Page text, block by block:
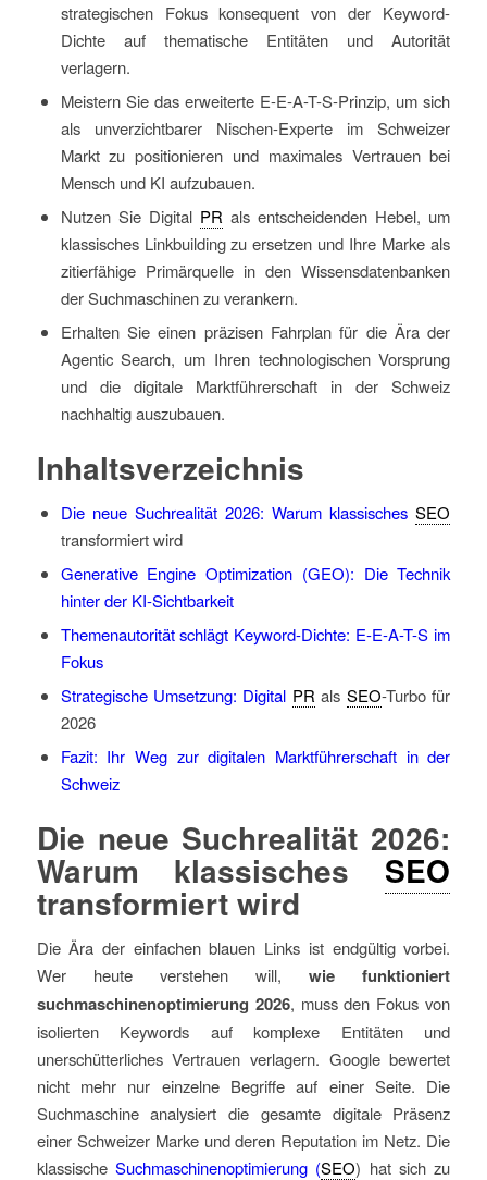
strategischen Fokus konsequent von der Keyword-
Dichte auf thematische Entitäten und Autorität
verlagern.
Meistern Sie das erweiterte E-E-A-T-S-Prinzip, um sich
als unverzichtbarer Nischen-Experte im Schweizer
Markt zu positionieren und maximales Vertrauen bei
Mensch und KI aufzubauen.
Nutzen Sie Digital PR als entscheidenden Hebel, um
klassisches Linkbuilding zu ersetzen und Ihre Marke als
zitierfähige Primärquelle in den Wissensdatenbanken
der Suchmaschinen zu verankern.
Erhalten Sie einen präzisen Fahrplan für die Ära der
Agentic Search, um Ihren technologischen Vorsprung
und die digitale Marktführerschaft in der Schweiz
nachhaltig auszubauen.
Inhaltsverzeichnis
Die neue Suchrealität 2026: Warum klassischesSEO
transformiert wird
Generative Engine Optimization (GEO): Die Technik
hinter der KI-Sichtbarkeit
Themenautorität schlägt Keyword-Dichte: E-E-A-T-S im
Fokus
Strategische Umsetzung: Digital PR als SEO-Turbo für
2026
Fazit: Ihr Weg zur digitalen Marktführerschaft in der
Schweiz
Die neue Suchrealität 2026:
Warum klassisches SEO
transformiert wird
Die Ära der einfachen blauen Links ist endgültig vorbei.
Wer heute verstehen will,wie funktioniert
suchmaschinenoptimierung 2026, muss den Fokus von
isolierten Keywords auf komplexe Entitäten und
unerschütterliches Vertrauen verlagern. Google bewertet
nicht mehr nur einzelne Begriffe auf einer Seite. Die
Suchmaschine analysiert die gesamte digitale Präsenz
einer Schweizer Marke und deren Reputation im Netz. Die
klassische Suchmaschinenoptimierung (SEO) hat sich zu